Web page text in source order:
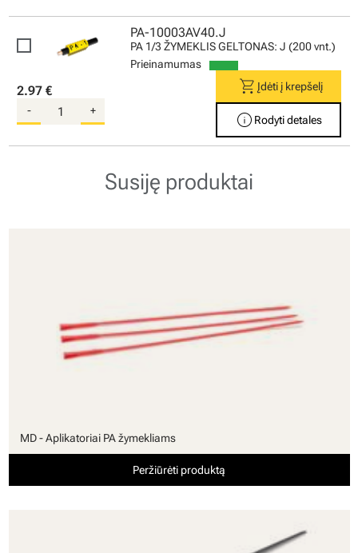
PA-10003AV40.J
PA 1/3 ŽYMEKLIS GELTONAS: J (200 vnt.)
Prieinamumas
2.97 €
- +
shopping_cartĮdėti į krepšelį
info Rodyti detales
Susiję produktai
MD - Aplikatoriai PA žymekliams
Peržiūrėti produktą